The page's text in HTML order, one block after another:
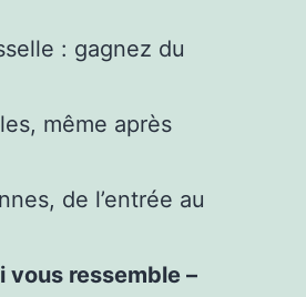
: gagnez du
même après
de l’entrée au
vous ressemble –